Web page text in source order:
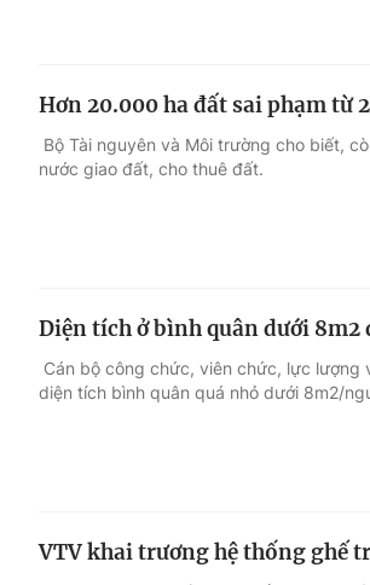
Hơn 20.000 ha đất sai phạm từ
Bộ Tài nguyên và Môi trường cho biết,
nước giao đất, cho thuê đất.
Diện tích ở bình quân dưới 8m2
Cán bộ công chức, viên chức, lực
diện tích bình quân quá nhỏ dưới 8m2/
VTV khai trương hệ thống ghế